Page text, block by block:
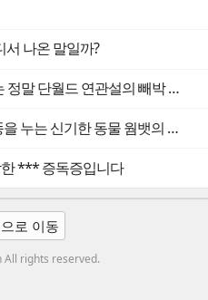
나온 말일까?
[이슈점검] 뉴진스 OMG 뮤비는 정말 단월드 연관설의 빼박 증거일까
[훗] "이게 똥이라고?" 사각형 똥을 누는 신기한 동물 웜뱃의 비밀
*** 증독증입니다
로 이동
rights reserved.